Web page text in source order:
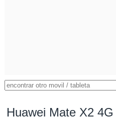
Huawei Mate X2 4G